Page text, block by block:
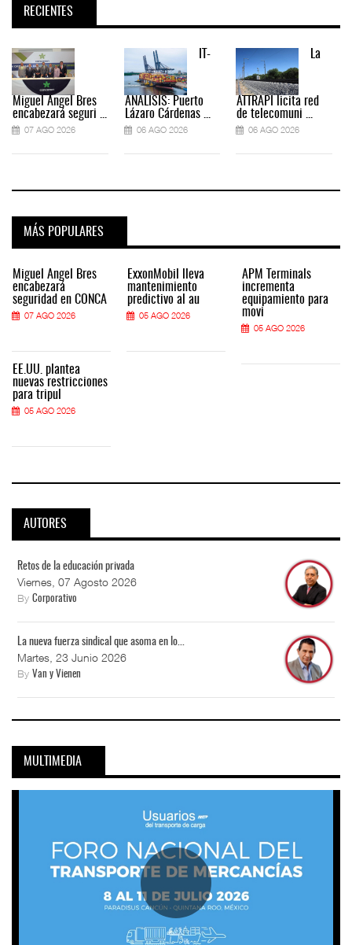
RECIENTES
Miguel Ángel Bres
encabezará seguri ...
07 AGO 2026
IT-
ANÁLISIS: Puerto
Lázaro Cárdenas ...
06 AGO 2026
La
ATTRAPI licita red
de telecomuni ...
06 AGO 2026
MÁS POPULARES
Miguel Ángel Bres
encabezará
seguridad en CONCA
07 AGO 2026
EE.UU. plantea
nuevas restricciones
para tripul
05 AGO 2026
ExxonMobil lleva
mantenimiento
predictivo al au
05 AGO 2026
APM Terminals
incrementa
equipamiento para
movi
05 AGO 2026
AUTORES
Retos de la educación privada
Viernes, 07 Agosto 2026
By Corporativo
La nueva fuerza sindical que asoma en lo...
Martes, 23 Junio 2026
By Van y Vienen
MULTIMEDIA